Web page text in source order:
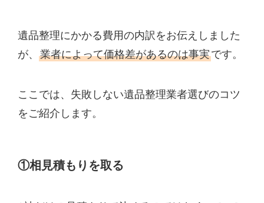
遺品整理にかかる費用の内訳をお伝えしました
が、 業者によって価格差があるのは事実です。
ここでは、失敗しない遺品整理業者選びのコツ
をご紹介します。
①相見積もりを取る